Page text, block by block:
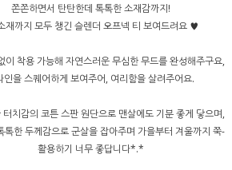
쫀쫀하면서 탄탄한데 톡톡한 소재감까지!
재까지 모두 챙긴 슬렌더 오프넥 티 보여드려요 ♥
이 착용 가능해 자연스러운 무심한 무드를 완성해주구요,
인을 스퀘어하게 보여주어, 여리함을 살려주어요.
치감의 코튼 스판 원단으로 맨살에도 기분 좋게 닿으며,
톡한 두께감으로 군살을 잡아주며 가을부터 겨울까지 쭉-
활용하기 너무 좋답니다*.*